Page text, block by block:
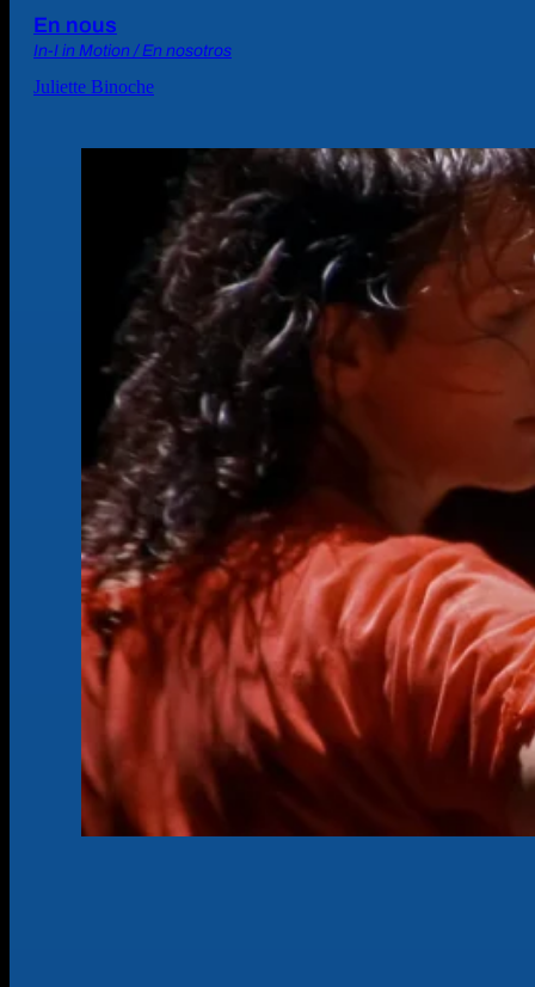
En nous
In-I in Motion / En nosotros
Juliette Binoche